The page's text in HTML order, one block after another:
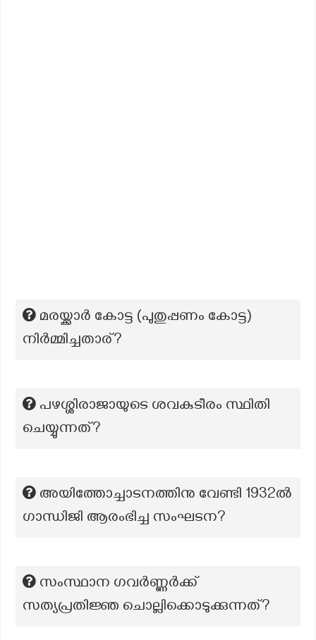
മരയ്ക്കാർ കോട്ട (പുതുപ്പണം കോട്ട)
നിർമ്മിച്ചതാര്?
പഴശ്ശിരാജായുടെ ശവകുടീരം സ്ഥിതി
ചെയ്യുന്നത്?
അയിത്തോച്ചാടനത്തിനു വേണ്ടി 1932ൽ
ഗാന്ധിജി ആരംഭിച്ച സംഘടന?
സംസ്ഥാന ഗവർണ്ണർക്ക്
സത്യപ്രതിജ്ഞ ചൊല്ലിക്കൊടുക്കുന്നത്?